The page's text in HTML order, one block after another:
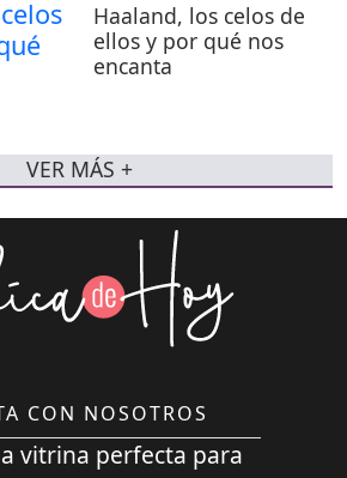
Haaland, los celos de
ellos y por qué nos
encanta
VER MÁS +
CON NOSOTROS
vitrina perfecta para